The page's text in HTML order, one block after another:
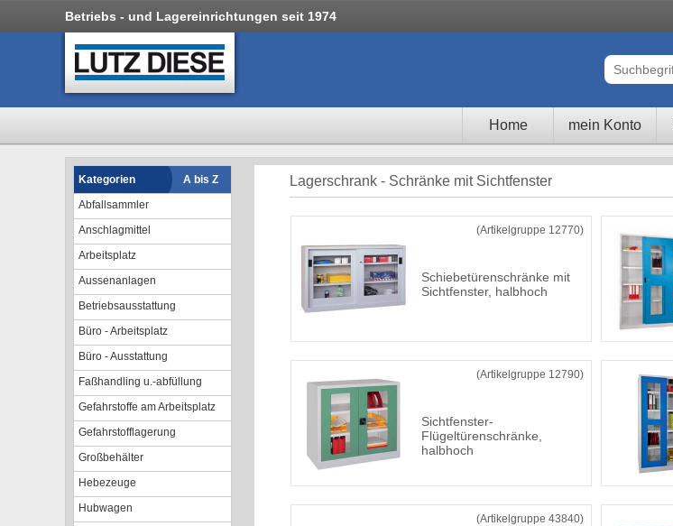
Betriebs - und Lagereinrichtungen seit 1974
Home mein Konto
Kategorien
A bis Z
Abfallsammler
Anschlagmittel
Arbeitsplatz
Aussenanlagen
Betriebsausstattung
Büro - Arbeitsplatz
Büro - Ausstattung
Faßhandling u.-abfüllung
Gefahrstoffe am Arbeitsplatz
Gefahrstofflagerung
Großbehälter
Hebezeuge
Hubwagen
Lagerschrank - Schränke mit Sichtfenster
(Artikelgruppe 12770)
Schiebetürenschränke mit
Sichtfenster, halbhoch
(Artikelgruppe 12790)
Sichtfenster-
Flügeltürenschränke,
halbhoch
(Artikelgruppe 43840)